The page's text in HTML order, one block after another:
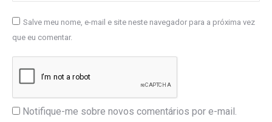
Salve meu nome, e-mail e site neste navegador para a próxima vez
que eu comentar.
Notifique-me sobre novos comentários por e-mail.